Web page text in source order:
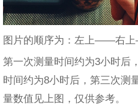
图片的顺序为：左上——右
第一次测量时间约为3小时后
时间约为8小时后，第三次测
量数值见上图，仅供参考。